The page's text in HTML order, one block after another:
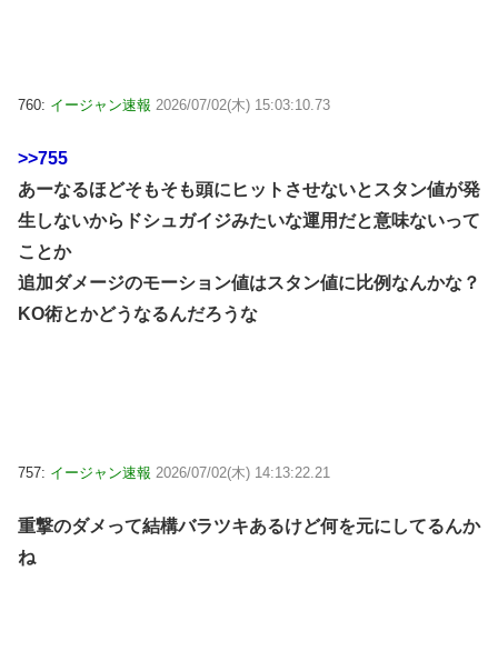
760: イージャン速報 2026/07/02(木) 15:03:10.73
>>755
あーなるほどそもそも頭にヒットさせないとスタン値が発
生しないからドシュガイジみたいな運用だと意味ないって
ことか
追加ダメージのモーション値はスタン値に比例なんかな？
KO術とかどうなるんだろうな
757: イージャン速報 2026/07/02(木) 14:13:22.21
重撃のダメって結構バラツキあるけど何を元にしてるんか
ね